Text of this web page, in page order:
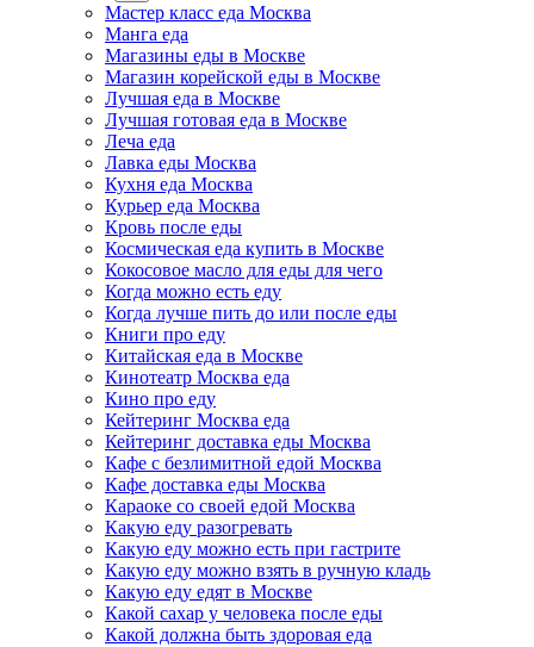
Мастер класс еда Москва
Манга еда
Магазины еды в Москве
Магазин корейской еды в Москве
Лучшая еда в Москве
Лучшая готовая еда в Москве
Леча еда
Лавка еды Москва
Кухня еда Москва
Курьер еда Москва
Кровь после еды
Космическая еда купить в Москве
Кокосовое масло для еды для чего
Когда можно есть еду
Когда лучше пить до или после еды
Книги про еду
Китайская еда в Москве
Кинотеатр Москва еда
Кино про еду
Кейтеринг Москва еда
Кейтеринг доставка еды Москва
Кафе с безлимитной едой Москва
Кафе доставка еды Москва
Караоке со своей едой Москва
Какую еду разогревать
Какую еду можно есть при гастрите
Какую еду можно взять в ручную кладь
Какую еду едят в Москве
Какой сахар у человека после еды
Какой должна быть здоровая еда